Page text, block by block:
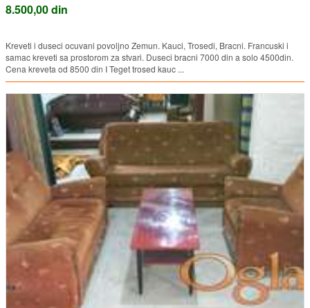
8.500,00 din
Kreveti i duseci ocuvani povoljno Zemun. Kauci, Trosedi, Bracni. Francuski i
samac kreveti sa prostorom za stvari. Duseci bracni 7000 din a solo 4500din.
Cena kreveta od 8500 din I Teget trosed kauc ...